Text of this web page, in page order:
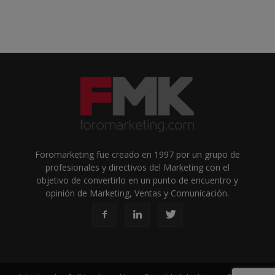
Foromarketing fue creado en 1997 por un grupo de
profesionales y directivos del Marketing con el
objetivo de convertirlo en un punto de encuentro y
opinión de Marketing, Ventas y Comunicación.